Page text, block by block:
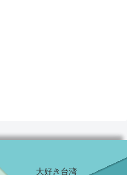
大好き台湾